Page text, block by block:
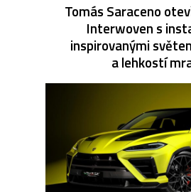
Tomás Saraceno
Interwoven s
inspirovanými
a lehkostí